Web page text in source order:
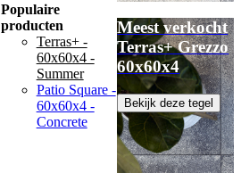
Populaire
producten
Terras+ -
60x60x4 -
Summer
Patio Square -
60x60x4 -
Concrete
Meest verkocht
Terras+ Grezzo
60x60x4
Bekijk deze tegel